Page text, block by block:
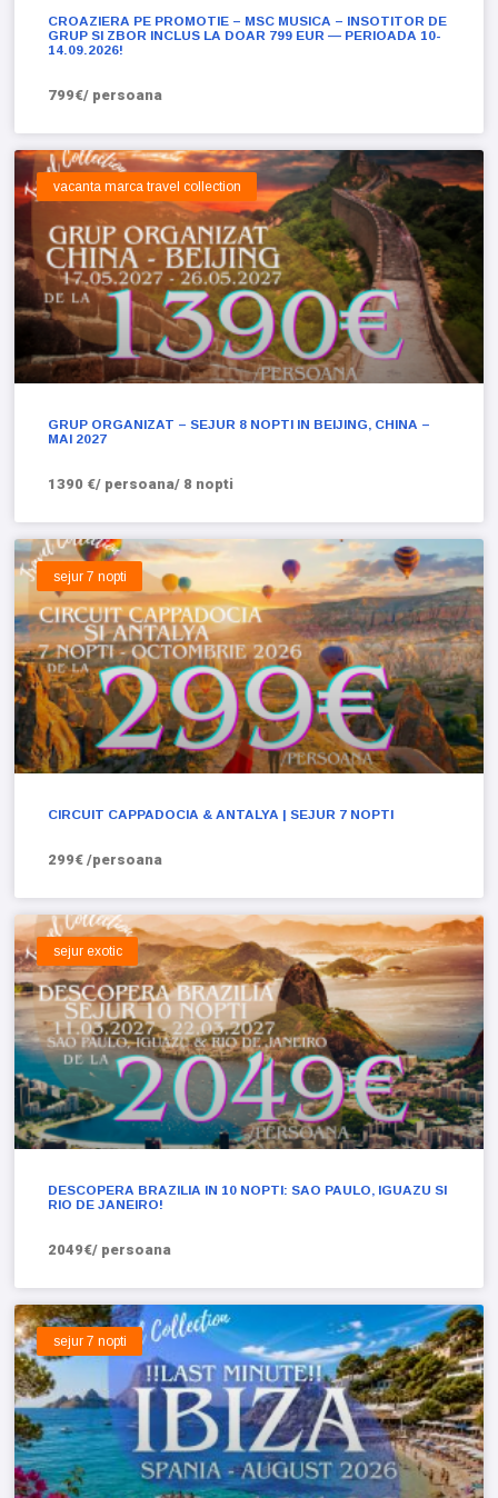
CROAZIERA PE PROMOTIE – MSC MUSICA – INSOTITOR DE
GRUP SI ZBOR INCLUS LA DOAR 799 EUR — PERIOADA 10-
14.09.2026!
799€/ persoana
vacanta marca travel collection
GRUP ORGANIZAT – SEJUR 8 NOPTI IN BEIJING, CHINA –
MAI 2027
1390 €/ persoana/ 8 nopti
sejur 7 nopti
CIRCUIT CAPPADOCIA & ANTALYA | SEJUR 7 NOPTI
299€ /persoana
sejur exotic
DESCOPERA BRAZILIA IN 10 NOPTI: SAO PAULO, IGUAZU SI
RIO DE JANEIRO!
2049€/ persoana
sejur 7 nopti